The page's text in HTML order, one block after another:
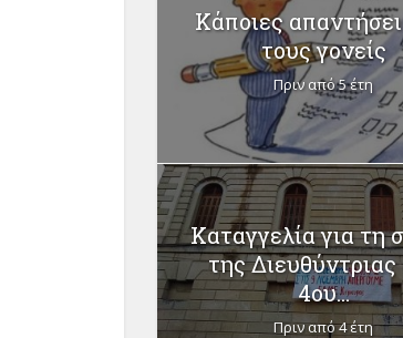
Κάποιες
τους γονείς
Πριν από 5 έτη
Καταγγελία για τη
της Διευθύντριας
4ου...
Πριν από 4 έτη